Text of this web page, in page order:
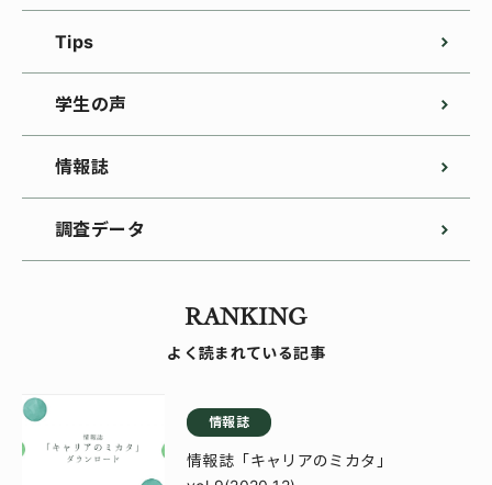
Tips
学生の声
情報誌
調査データ
RANKING
よく読まれている記事
情報誌
情報誌「キャリアのミカタ」